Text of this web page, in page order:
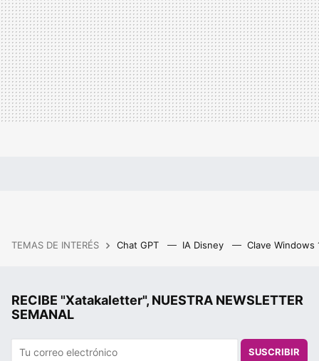
TEMAS DE INTERÉS Chat GPT IA Disney Clave Windows
RECIBE "Xatakaletter", NUESTRA NEWSLETTER
SEMANAL
SUSCRIBIR